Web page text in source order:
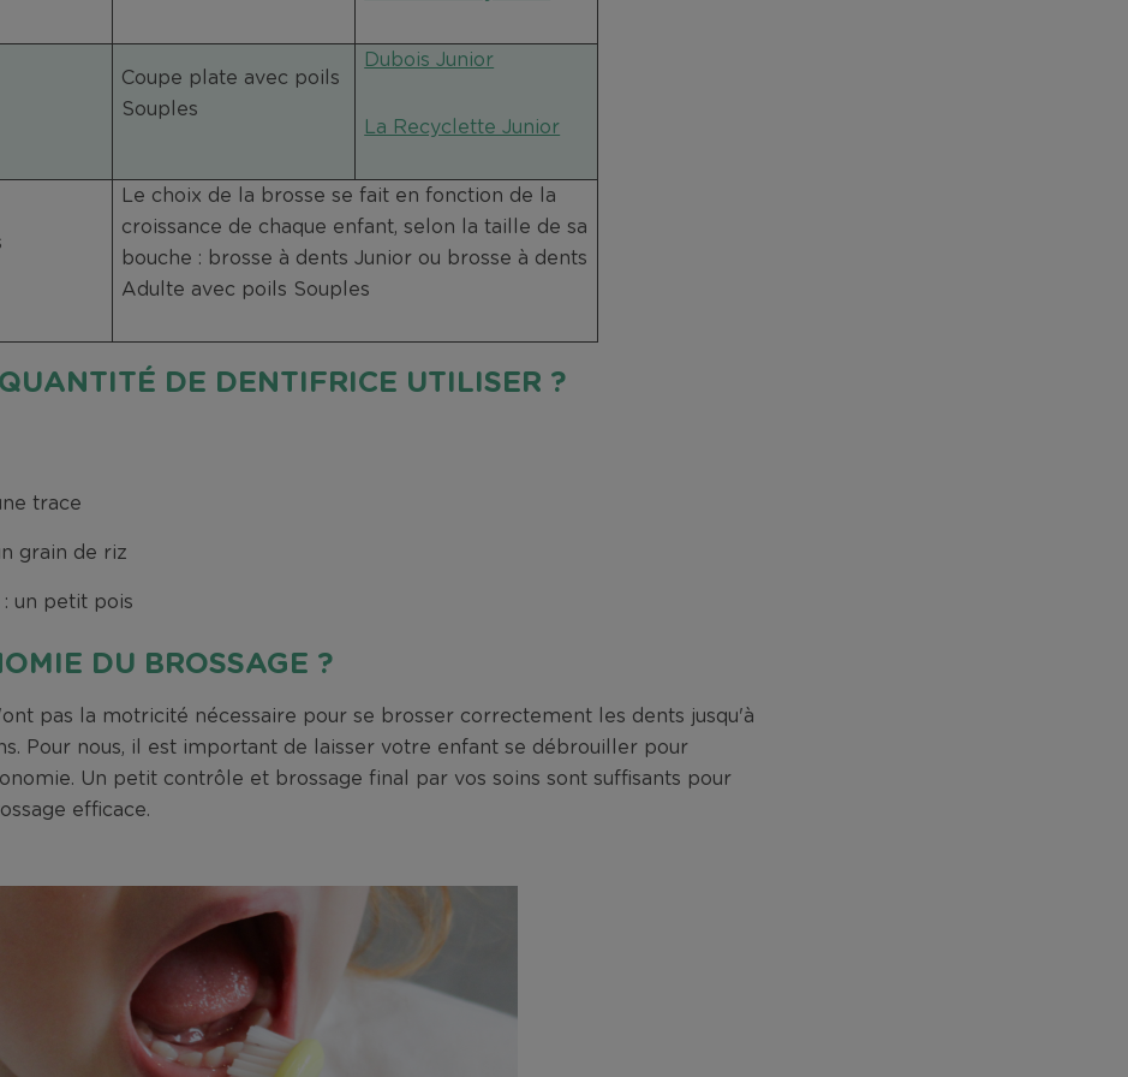
Coupe plate avec poils
Souples
Dubois Junior
La Recyclette Junior
Le choix de la brosse se fait en fonction de la
croissance de chaque enfant, selon la taille de sa
bouche : brosse à dents Junior ou brosse à dents
Adulte avec poils Souples
DE DENTIFRICE UTILISER ?
trace
grain de riz
: un petit pois
DU BROSSAGE ?
pas la motricité nécessaire pour se brosser correctement les dents jusqu'à
Pour nous, il est important de laisser votre enfant se débrouiller pour
Un petit contrôle et brossage final par vos soins sont suffisants pour
efficace.